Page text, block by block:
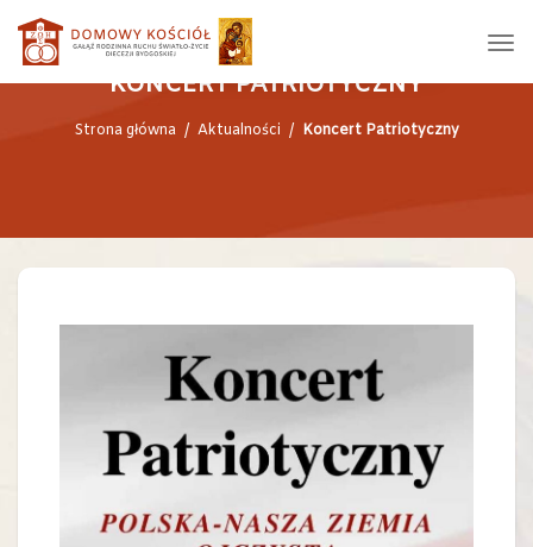
KONCERT PATRIOTYCZNY
Strona główna / Aktualności / Koncert Patriotyczny